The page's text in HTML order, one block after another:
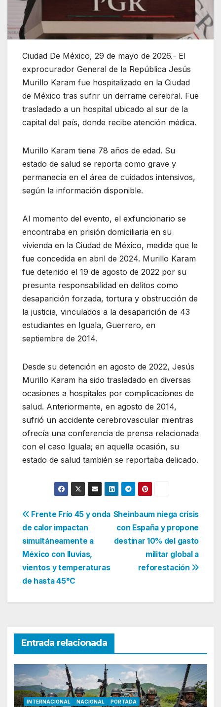
Ciudad De México, 29 de mayo de 2026.- El
exprocurador General de la República Jesús
Murillo Karam fue hospitalizado en la Ciudad
de México tras sufrir un derrame cerebral. Fue
trasladado a un hospital ubicado al sur de la
capital del país, donde recibe atención médica.
Murillo Karam tiene 78 años de edad. Su
estado de salud se reporta como grave y
permanecía en el área de cuidados intensivos,
según la información disponible.
Al momento del evento, el exfuncionario se
encontraba en prisión domiciliaria en su
vivienda en la Ciudad de México, medida que le
fue concedida en abril de 2024. Murillo Karam
fue detenido el 19 de agosto de 2022 por su
presunta responsabilidad en delitos como
desaparición forzada, tortura y obstrucción de
la justicia, vinculados a la desaparición de 43
estudiantes en Iguala, Guerrero, en
septiembre de 2014.
Desde su detención en agosto de 2022, Jesús
Murillo Karam ha sido trasladado en diversas
ocasiones a hospitales por complicaciones de
salud. Anteriormente, en agosto de 2014,
sufrió un accidente cerebrovascular mientras
ofrecía una conferencia de prensa relacionada
con el caso Iguala; en aquella ocasión, su
estado de salud también se reportaba delicado.
Navegación
de
entradas
Sheinbaum niega crisis
con España y propone
destinar 10% del gasto
militar global a
reforestación
Frente Frío 45 y onda
de calor impactan
simultáneamente a
México con lluvias,
vientos y temperaturas
de hasta 45°C
Entrada relacionada
INTERNACIONAL NACIONAL PORTADA